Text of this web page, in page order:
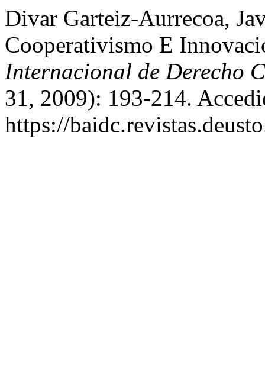
Divar Garteiz-Aurrecoa,
Cooperativismo E
Internacional de Derecho
31, 2009): 193-214.
https://